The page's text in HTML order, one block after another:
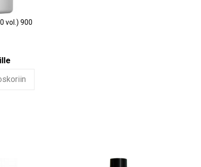
vol.) 900